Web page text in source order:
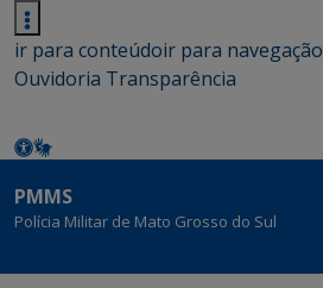
ir para conteúdoir para navegação
Ouvidoria Transparência
PMMS
Polícia Militar de Mato Grosso do Sul